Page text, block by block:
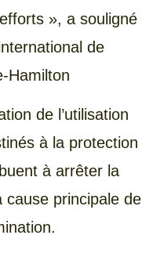
», a souligné
de
Hamilton
de l’utilisation
à la protection
à arrêter la
cause principale de